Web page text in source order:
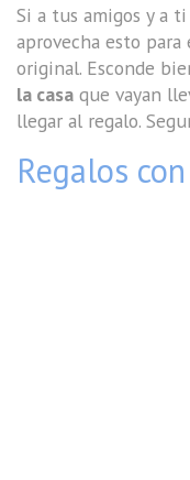
Si a tus amigos y a
aprovecha esto
original. Esconde
la casa que vayan
llegar al regalo.
Regalos